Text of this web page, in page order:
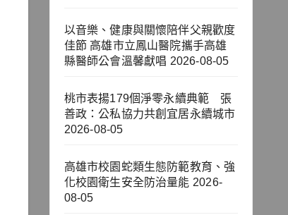
以音樂、健康與關懷陪伴父親歡度
佳節 高雄市立鳳山醫院攜手高雄
縣醫師公會溫馨獻唱 2026-08-05
桃市表揚179個淨零永續典範 張
善政：公私協力共創宜居永續城市
2026-08-05
高雄市校園蛇類生態防範教育、強
化校園衛生安全防治量能 2026-
08-05